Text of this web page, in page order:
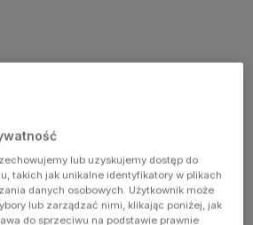
lub uzyskujemy dostęp do
takich jak unikalne identyfikatory w plikach
danych osobowych. Użytkownik może
lub zarządzać nimi, klikając poniżej, jak
do sprzeciwu na podstawie prawnie